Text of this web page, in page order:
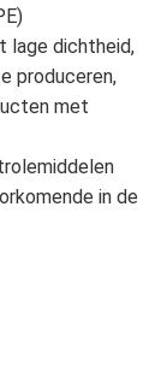
lage dichtheid,
produceren,
met
in de